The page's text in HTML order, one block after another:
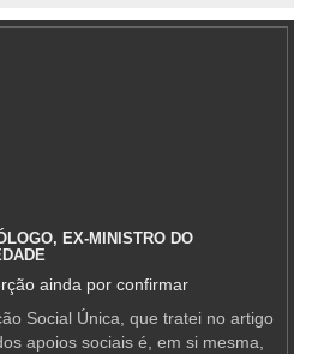
EX-MINISTRO DO
ainda por confirmar
Social Única, que tratei no artigo
apoios sociais é, em si mesma,